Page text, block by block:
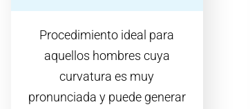
Procedimiento ideal para
aquellos hombres cuya
curvatura es muy
pronunciada y puede generar